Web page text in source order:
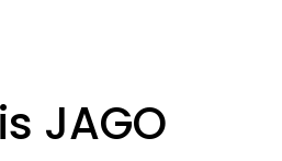
JAGO